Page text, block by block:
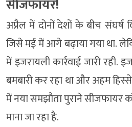
सीजफायर!
अप्रैल में दोनों देशों के बीच संघर्ष
जिसे मई में आगे बढ़ाया गया था.
में इजरायली कार्रवाई जारी रही.
बमबारी कर रहा था और अहम
में नया समझौता पुराने सीजफायर
माना जा रहा है.